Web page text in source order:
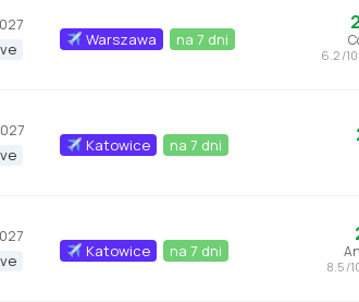
Warszawa na 7 dni
6.2 /
Katowice na 7 dni
Katowice na 7 dni
8.5 /